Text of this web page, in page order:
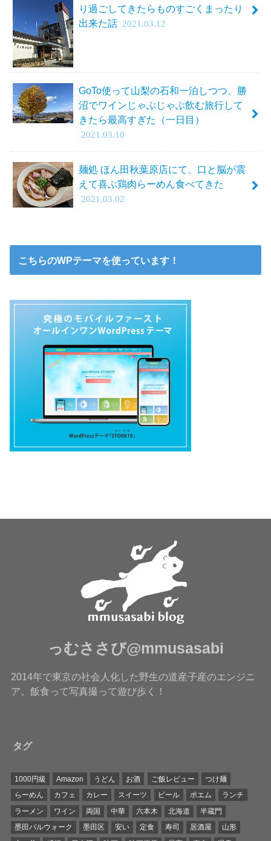
り過ごしてきたらものすごくまったり
出来た話 2021.03.12
GoTo使って山梨の石和一泊しつつ、勝
沼でワインじゃぶじゃぶ飲む旅行して
きたら最高すぎた（一日目）
2021.03.10
麺処 ほん田秋葉原店にて、口と脳が震
えて喜ぶ鶏肉らーめん食べてきた
2021.03.02
こちらのWPテーマを使っています！
っむささび@mmusasabi
2014年で東京の社会人化した野生の道産子産のエンジニ
ア。飯食って写真撮って遊び歩く！
タグ
1000円級 Amazon うどん お酒 ご飯レビュー
つけ麺
らーめん
カフェ カレー スイーツ ビール ポエム
ランチ
ラーメン
ワイン 両国 中華 六本木 北海道
半蔵門
墨田バルウォーク
墨田区 安い 定食 寿司 居酒屋
山形